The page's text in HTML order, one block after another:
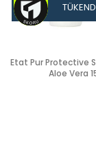
Etat Pur Protective
Aloe Vera